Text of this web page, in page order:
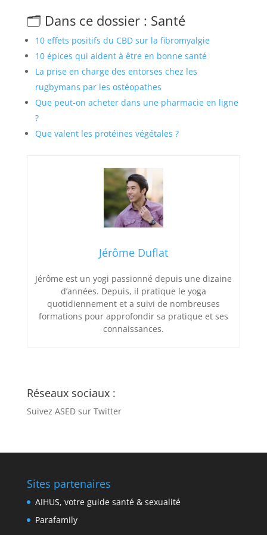
🗂️ Dans ce dossier : Santé
10 effets positifs du CBD sur la fibromyalgie
10 épices qui aident à être en bonne santé
La prise en charge des entorses chez les
rugbymans par les ostéopathes
Que peut-on acheter dans une pharmacie en ligne
?
Que valent les protéines végétales ?
Jérôme Duflat
Jérôme est un yogi passionné depuis une dizaine
d’années. Depuis, il pratique le yoga
quotidiennement et a suivi de nombreuses
formations pour approfondir sa pratique et ses
connaissances.
Réseaux sociaux :
Suivez ASED sur Twitter
Sites partenaires
AIHUS, votre guide santé & sexualité
Parafamily